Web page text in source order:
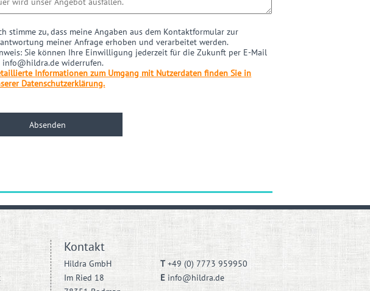
stimme zu, dass meine Angaben aus dem Kontaktformular zur
meiner Anfrage erhoben und verarbeitet werden.
Sie können Ihre Einwilligung jederzeit für die Zukunft per E-Mail
info@hildra.de widerrufen.
Informationen zum Umgang mit Nutzerdaten finden Sie in
Datenschutzerklärung.
Kontakt
Hildra GmbH
Im Ried 18
T +49 (0) 7773 959950
E info@hildra.de